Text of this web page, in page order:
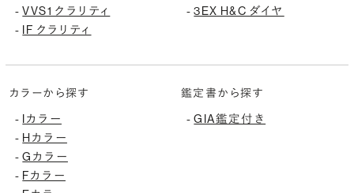
-VVS1 クラリティ
- IF クラリティ
-3EX H&C ダイヤ
カラーから探す
- Iカラー
- Hカラー
-Gカラー
- Fカラー
鑑定書から探す
-GIA鑑定付き